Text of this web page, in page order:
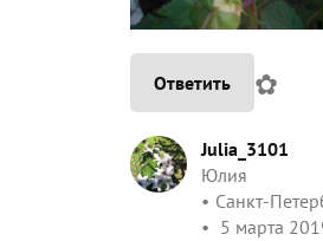
Ответить ✿
Julia_3101
Юлия
Санкт-
5 марта